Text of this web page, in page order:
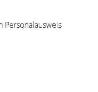
Personalausweis